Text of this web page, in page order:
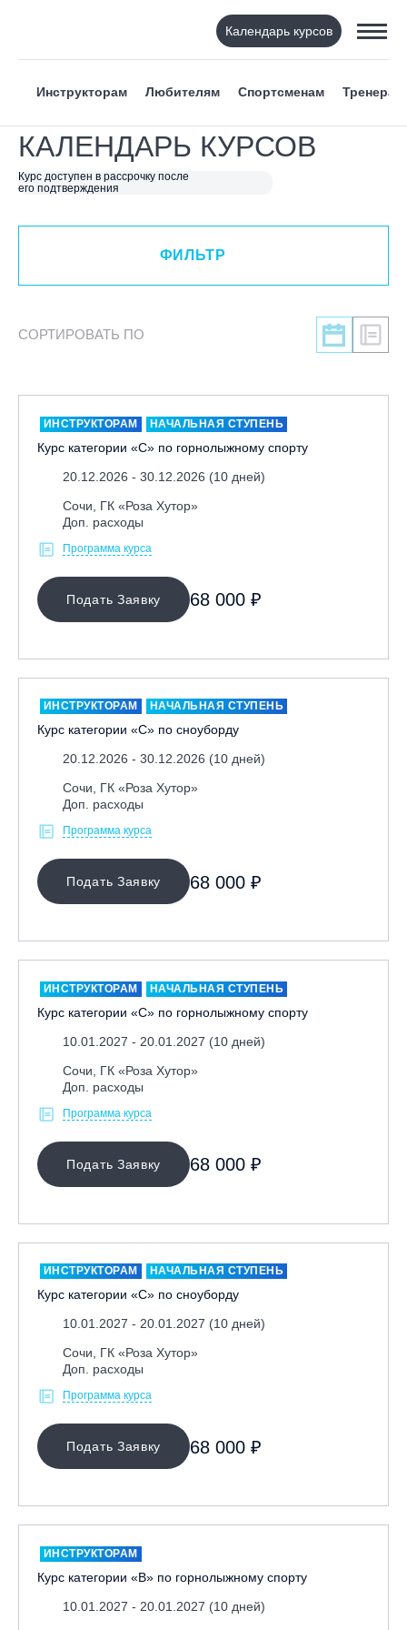
Календарь курсов
Инструкторам Любителям Спортсменам Тренерам
КАЛЕНДАРЬ КУРСОВ
Курс доступен в рассрочку после
его подтверждения
ФИЛЬТР
ВИД СПОРТА
Я ХОЧУ
КАТЕГОРИЯ
ЛЕКТОР
МЕСТО ПРОВЕДЕНИЯ
Байкальск, ГЛЦ «Гора Соболиная»
Вологодская обл., ГЛК "Ципина гора"
Грузия, ГК «Гудаури»
Дистанционно
Ижевск, КАО «Нечкино»
Иркутск, ГЛЦ «Олха»
Кабардино-Балкарская Респ., ВТРК «Эльбрус»
Казань, Город-курорт «Свияжские холмы»
Кемеровская обл., ГК «Шерегеш»
Китай, Харбин, ГЛЦ «BONSKI»
Комсомольск-на-Амуре, ГЛК «Холдоми»
Красноярск, ФП «Бобровый лог»
Ленинградская обл., ГЛК «Золотая долина»
Ленинградская обл., ЦАО «Туутари Парк»
Миасс, ГЛК «Солнечная Долина»
Мончегорск, ГК «ЛАПАРК»
Москва, Парк «Ходынское поле»
Москва, СК «Кант»
Москва, Скалодром "Атмосфера"
Москва, СЭК «Лата Трэк»
Москва, ул. Олеко Дундича 19/15
Московская обл., ВГК «Лисья Гора»
Московская обл., ГК Леонида Тягачёва
Московская обл., ГЛК «Красная Горка»
Московская обл., п. Чулково, ГК «Гая Северина»
Пермский край., ГЛЦ «Губаха»
ФИЛЬТР
СОРТИРОВАТЬ ПО
ИНСТРУКТОРАМ НАЧАЛЬНАЯ СТУПЕНЬ
Курс категории «С» по горнолыжному спорту
20.12.2026 - 30.12.2026 (10 дней)
Сочи, ГК «Роза Хутор»
Доп. расходы
Программа курса
Подать Заявку 68 000 ₽
ИНСТРУКТОРАМ НАЧАЛЬНАЯ СТУПЕНЬ
Курс категории «С» по сноуборду
20.12.2026 - 30.12.2026 (10 дней)
Сочи, ГК «Роза Хутор»
Доп. расходы
Программа курса
Подать Заявку 68 000 ₽
ИНСТРУКТОРАМ НАЧАЛЬНАЯ СТУПЕНЬ
Курс категории «С» по горнолыжному спорту
10.01.2027 - 20.01.2027 (10 дней)
Сочи, ГК «Роза Хутор»
Доп. расходы
Программа курса
Подать Заявку 68 000 ₽
ИНСТРУКТОРАМ НАЧАЛЬНАЯ СТУПЕНЬ
Курс категории «С» по сноуборду
10.01.2027 - 20.01.2027 (10 дней)
Сочи, ГК «Роза Хутор»
Доп. расходы
Программа курса
Подать Заявку 68 000 ₽
ИНСТРУКТОРАМ
Курс категории «В» по горнолыжному спорту
10.01.2027 - 20.01.2027 (10 дней)